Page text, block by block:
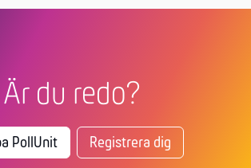
Är du redo?
PollUnit Registrera dig